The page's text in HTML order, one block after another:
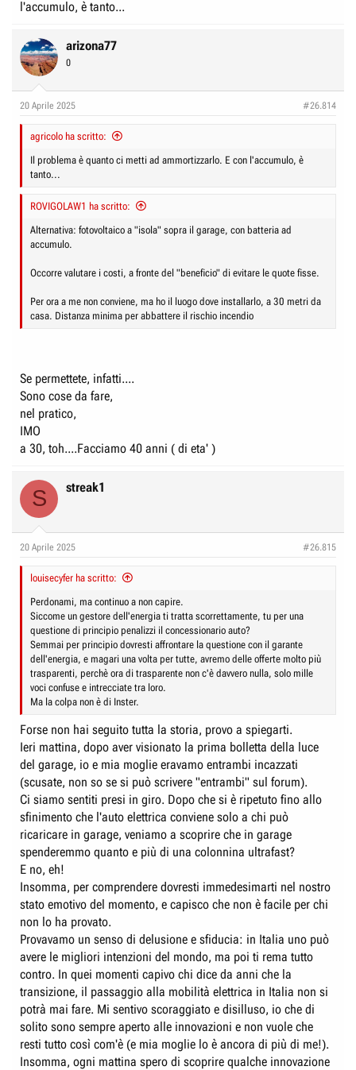
l'accumulo, è tanto...
arizona77
0
20 Aprile 2025 #26.814
agricolo ha scritto:
Il problema è quanto ci metti ad ammortizzarlo. E con l'accumulo, è
tanto...
ROVIGOLAW1 ha scritto:
Alternativa: fotovoltaico a "isola" sopra il garage, con batteria ad
accumulo.
Occorre valutare i costi, a fronte del "beneficio" di evitare le quote fisse.
Per ora a me non conviene, ma ho il luogo dove installarlo, a 30 metri da
casa. Distanza minima per abbattere il rischio incendio
Se permettete, infatti....
Sono cose da fare,
nel pratico,
IMO
a 30, toh....Facciamo 40 anni ( di eta' )
S streak1
20 Aprile 2025 #26.815
louisecyfer ha scritto:
Perdonami, ma continuo a non capire.
Siccome un gestore dell'energia ti tratta scorrettamente, tu per una
questione di principio penalizzi il concessionario auto?
Semmai per principio dovresti affrontare la questione con il garante
dell'energia, e magari una volta per tutte, avremo delle offerte molto più
trasparenti, perchè ora di trasparente non c'è davvero nulla, solo mille
voci confuse e intrecciate tra loro.
Ma la colpa non è di Inster.
Forse non hai seguito tutta la storia, provo a spiegarti.
Ieri mattina, dopo aver visionato la prima bolletta della luce
del garage, io e mia moglie eravamo entrambi incazzati
(scusate, non so se si può scrivere "entrambi" sul forum).
Ci siamo sentiti presi in giro. Dopo che si è ripetuto fino allo
sfinimento che l'auto elettrica conviene solo a chi può
ricaricare in garage, veniamo a scoprire che in garage
spenderemmo quanto e più di una colonnina ultrafast?
E no, eh!
Insomma, per comprendere dovresti immedesimarti nel nostro
stato emotivo del momento, e capisco che non è facile per chi
non lo ha provato.
Provavamo un senso di delusione e sfiducia: in Italia uno può
avere le migliori intenzioni del mondo, ma poi ti rema tutto
contro. In quei momenti capivo chi dice da anni che la
transizione, il passaggio alla mobilità elettrica in Italia non si
potrà mai fare. Mi sentivo scoraggiato e disilluso, io che di
solito sono sempre aperto alle innovazioni e non vuole che
resti tutto così com'è (e mia moglie lo è ancora di più di me!).
Insomma, ogni mattina spero di scoprire qualche innovazione